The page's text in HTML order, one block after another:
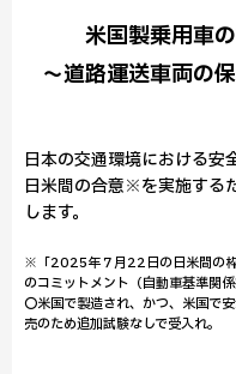
米国製乗用車
～道路運送車両の
日本の交通環境における安
日米間の合意※を実施する
します。
※「2025年７月22日の日米間の
のコミットメント（自動車基準関係
〇米国で製造され、かつ、米国で
売のため追加試験なしで受入れ。